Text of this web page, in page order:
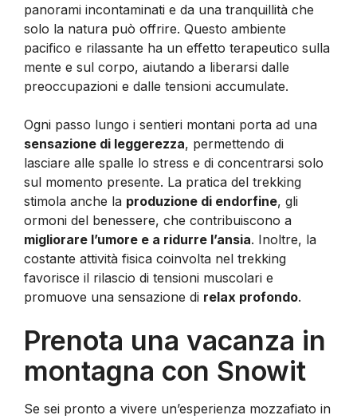
panorami incontaminati e da una tranquillità che
solo la natura può offrire. Questo ambiente
pacifico e rilassante ha un effetto terapeutico sulla
mente e sul corpo, aiutando a liberarsi dalle
preoccupazioni e dalle tensioni accumulate.
Ogni passo lungo i sentieri montani porta ad una
sensazione di leggerezza, permettendo di
lasciare alle spalle lo stress e di concentrarsi solo
sul momento presente. La pratica del trekking
stimola anche la produzione di endorfine, gli
ormoni del benessere, che contribuiscono a
migliorare l’umore e a ridurre l’ansia. Inoltre, la
costante attività fisica coinvolta nel trekking
favorisce il rilascio di tensioni muscolari e
promuove una sensazione di relax profondo.
Prenota una vacanza in
montagna con Snowit
Se sei pronto a vivere un’esperienza mozzafiato in